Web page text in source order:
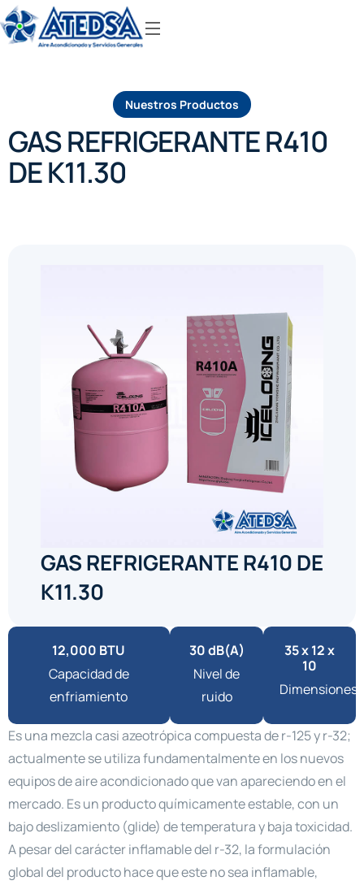
Nuestros Productos
GAS REFRIGERANTE R410
DE K11.30
GAS REFRIGERANTE R410 DE
K11.30
12,000 BTU
Capacidad de
enfriamiento
30 dB(A)
Nivel de
ruido
35 x 12 x
10
Dimensiones
Es una mezcla casi azeotrópica compuesta de r-125 y r-32;
actualmente se utiliza fundamentalmente en los nuevos
equipos de aire acondicionado que van apareciendo en el
mercado. Es un producto químicamente estable, con un
bajo deslizamiento (glide) de temperatura y baja toxicidad.
A pesar del carácter inflamable del r-32, la formulación
global del producto hace que este no sea inflamable,